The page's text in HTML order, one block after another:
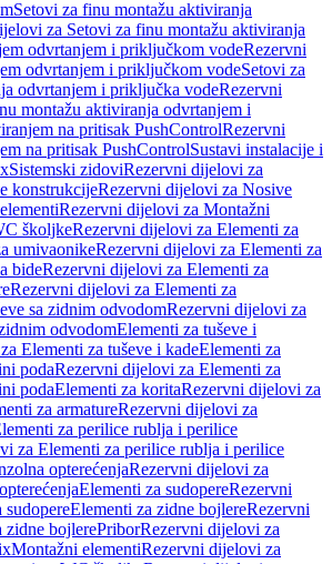
Setovi za finu montažu aktiviranja
za Setovi za finu montažu aktiviranja
odvrtanjem i priključkom vodeRezervni
odvrtanjem i priključkom vodeSetovi za
odvrtanjem i priključka vodeRezervni
montažu aktiviranja odvrtanjem i
na pritisak PushControlRezervni
na pritisak PushControlSustavi instalacije i
Sistemski zidoviRezervni dijelovi za
konstrukcijeRezervni dijelovi za Nosive
Rezervni dijelovi za Montažni
školjkeRezervni dijelovi za Elementi za
umivaonikeRezervni dijelovi za Elementi za
bideRezervni dijelovi za Elementi za
Rezervni dijelovi za Elementi za
sa zidnim odvodomRezervni dijelovi za
odvodomElementi za tuševe i
Elementi za tuševe i kadeElementi za
podaRezervni dijelovi za Elementi za
podaElementi za koritaRezervni dijelovi za
za armatureRezervni dijelovi za
za perilice rublja i perilice
za Elementi za perilice rublja i perilice
opterećenjaRezervni dijelovi za
Elementi za sudopereRezervni
Elementi za zidne bojlereRezervni
zidne bojlerePriborRezervni dijelovi za
Montažni elementiRezervni dijelovi za